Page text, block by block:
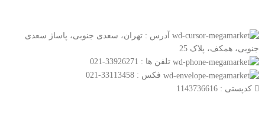
آدرس : تهران، سعدی جنوبی، پاساژ سعدی
جنوبی، همکف، پلاک 25
تلفن ها : 33926271-021
فکس : 33113458-021
کدپستی : 1143736616